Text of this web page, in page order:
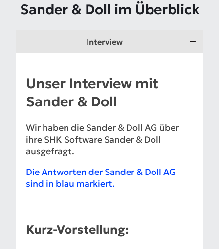
Sander & Doll im Überblick
Interview
Unser Interview mit
Sander & Doll
Wir haben die Sander & Doll AG über
ihre SHK Software Sander & Doll
ausgefragt.
Die Antworten der Sander & Doll AG
sind in blau markiert.
Kurz-Vorstellung: